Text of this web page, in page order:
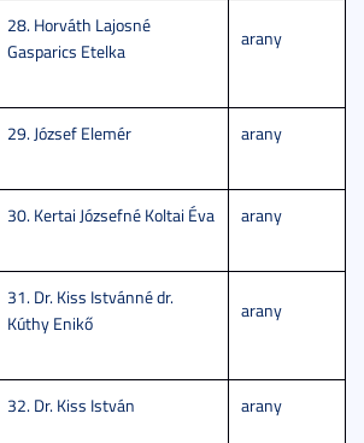
28. Horváth Lajosné
Gasparics Etelka
arany
29. József Elemér arany
30. Kertai Józsefné Koltai Éva arany
31. Dr. Kiss Istvánné dr.
Kúthy Enikő
arany
32. Dr. Kiss István arany